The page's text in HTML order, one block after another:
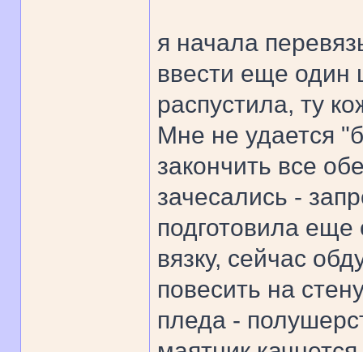
я начала
ввести еще один
распустила, ту
Мне не удается
закончить все
зачесались -
подготовила еще
вязку, сейчас
повесить на
пледа -